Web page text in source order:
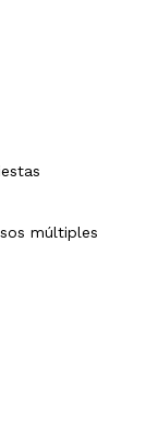
múltiples